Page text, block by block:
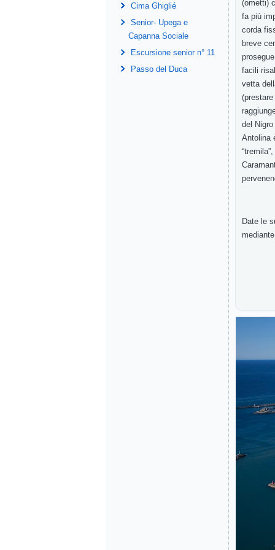
Cima Ghiglié
Senior- Upega e
Capanna Sociale
Escursione senior n° 11
Passo del Duca
(ometti)
fa più
corda
breve
facili
vetta
del
Antolina
Date le